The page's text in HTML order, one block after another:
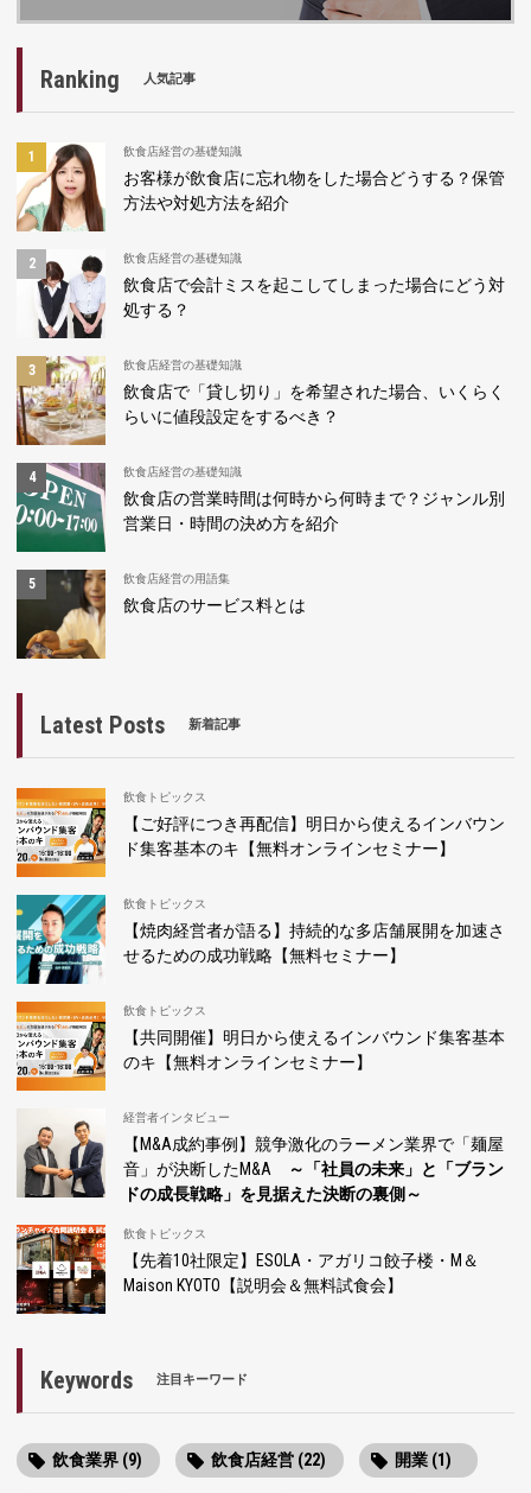
Ranking 人気記事
飲食店経営の基礎知識
お客様が飲食店に忘れ物をした場合どうする？保管
方法や対処方法を紹介
飲食店経営の基礎知識
飲食店で会計ミスを起こしてしまった場合にどう対
処する？
飲食店経営の基礎知識
飲食店で「貸し切り」を希望された場合、いくらく
らいに値段設定をするべき？
飲食店経営の基礎知識
飲食店の営業時間は何時から何時まで？ジャンル別
営業日・時間の決め方を紹介
飲食店経営の用語集
飲食店のサービス料とは
Latest Posts 新着記事
飲食トピックス
【ご好評につき再配信】明日から使えるインバウン
ド集客基本のキ【無料オンラインセミナー】
飲食トピックス
【焼肉経営者が語る】持続的な多店舗展開を加速さ
せるための成功戦略【無料セミナー】
飲食トピックス
【共同開催】明日から使えるインバウンド集客基本
のキ【無料オンラインセミナー】
経営者インタビュー
【M&A成約事例】競争激化のラーメン業界で「麺屋
音」が決断したM&A
～「社員の未来」と「ブラン
ドの成長戦略」を見据えた決断の裏側～
飲食トピックス
【先着10社限定】ESOLA・アガリコ餃子楼・M＆
Maison KYOTO【説明会＆無料試食会】
Keywords 注目キーワード
飲食業界 (9) 飲食店経営 (22) 開業 (1)